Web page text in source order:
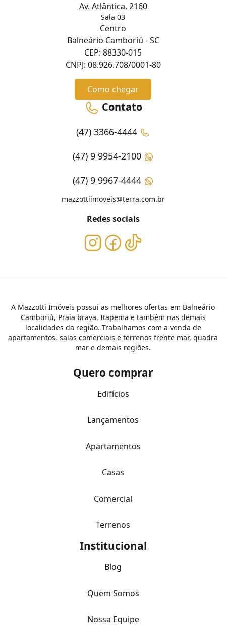
Av. Atlântica, 2160
Sala 03
Centro
Balneário Camboriú - SC
CEP: 88330-015
CNPJ: 08.926.708/0001-80
Como chegar
Contato
(47) 3366-4444
(47) 9 9954-2100
(47) 9 9967-4444
mazzottiimoveis@terra.com.br
Redes sociais
A Mazzotti Imóveis possui as melhores ofertas em Balneário
Camboriú, Praia brava, Itapema e também nas demais
localidades da região. Trabalhamos com a venda de
apartamentos, salas comerciais e terrenos frente mar, quadra
mar e demais regiões.
Quero comprar
Edifícios
Lançamentos
Apartamentos
Casas
Comercial
Terrenos
Institucional
Blog
Quem Somos
Nossa Equipe